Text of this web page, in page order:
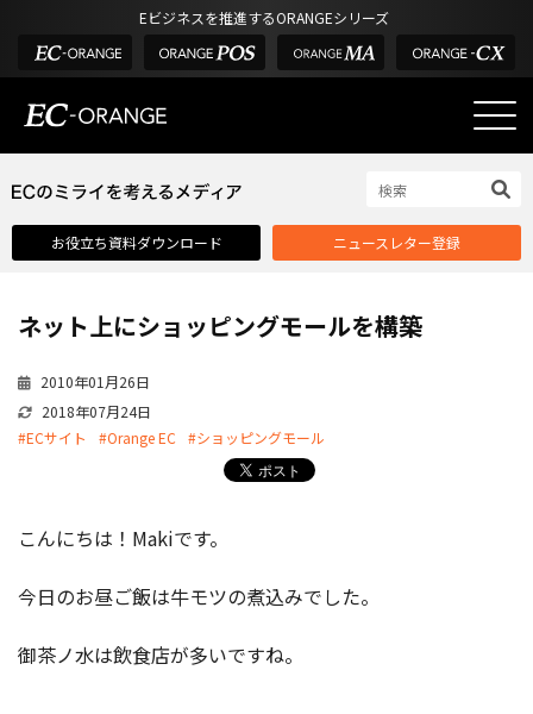
Eビジネスを推進するORANGEシリーズ
選ばれる理由
課題解決例
機能一覧
外部サービス連携
製品
特長
ショッピングモール型 EC
お役立ち資料ダウンロード ニュースレター登録
ネット上にショッピングモールを構築
2010年01月26日
2018年07月24日
#ECサイト
#Orange EC #ショッピングモール
こんにちは！Makiです。
今日のお昼ご飯は牛モツの煮込みでした。
御茶ノ水は飲食店が多いですね。